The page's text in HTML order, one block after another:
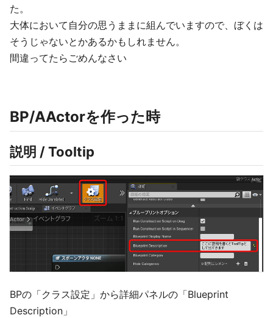
た。
大体において自分の思うままに組んでいますので、ぼくは
そうじゃないとかあるかもしれません。
間違ってたらごめんなさい
BP/AActorを作った時
説明 / Tooltip
BPの「クラス設定」から詳細パネルの「Blueprint
Description」